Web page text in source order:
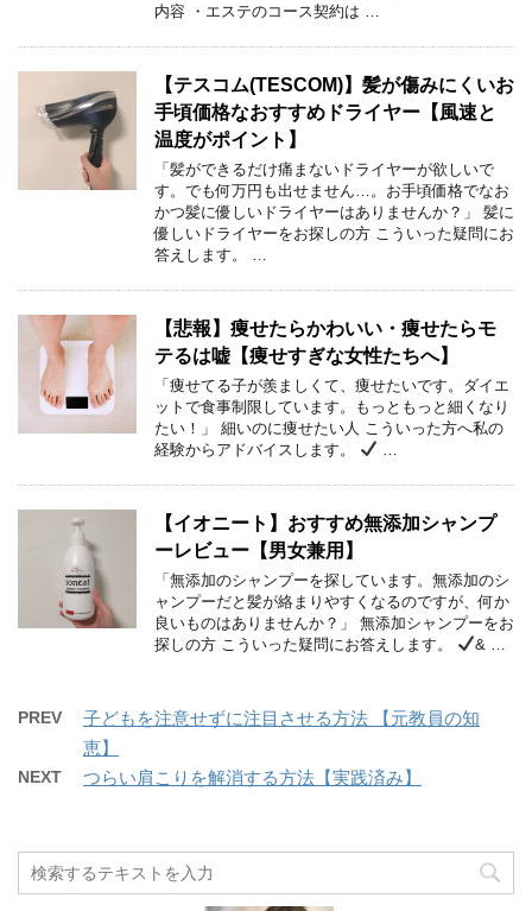
内容 ・エステのコース契約は …
【テスコム(TESCOM)】髪が傷みにくいお
手頃価格なおすすめドライヤー【風速と
温度がポイント】
「髪ができるだけ痛まないドライヤーが欲しいで
す。でも何万円も出せません…。お手頃価格でなお
かつ髪に優しいドライヤーはありませんか？」 髪に
優しいドライヤーをお探しの方 こういった疑問にお
答えします。 …
【悲報】痩せたらかわいい・痩せたらモ
テるは嘘【痩せすぎな女性たちへ】
「痩せてる子が羨ましくて、痩せたいです。ダイエ
ットで食事制限しています。もっともっと細くなり
たい！」 細いのに痩せたい人 こういった方へ私の
経験からアドバイスします。
【イオニート】おすすめ無添加シャンプ
ーレビュー【男女兼用】
「無添加のシャンプーを探しています。無添加のシ
ャンプーだと髪が絡まりやすくなるのですが、何か
良いものはありませんか？」 無添加シャンプーをお
探しの方 こういった疑問にお答えします。
& …
PREV
子どもを注意せずに注目させる方法 【元教員の知
恵】
NEXT つらい肩こりを解消する方法【実践済み】